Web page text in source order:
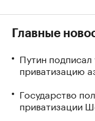
Главные
Путин
приватизацию
Государство
приватизации